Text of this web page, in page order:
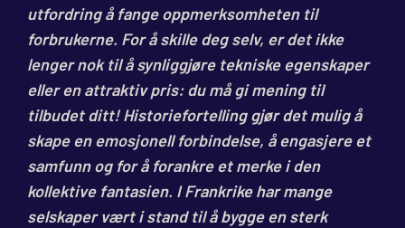
utfordring å fange oppmerksomheten til
forbrukerne. For å skille deg selv, er det ikke
lenger nok til å synliggjøre tekniske egenskaper
eller en attraktiv pris: du må gi mening til
tilbudet ditt! Historiefortelling gjør det mulig å
skape en emosjonell forbindelse, å engasjere et
samfunn og for å forankre et merke i den
kollektive fantasien. I Frankrike har mange
selskaper vært i stand til å bygge en sterk